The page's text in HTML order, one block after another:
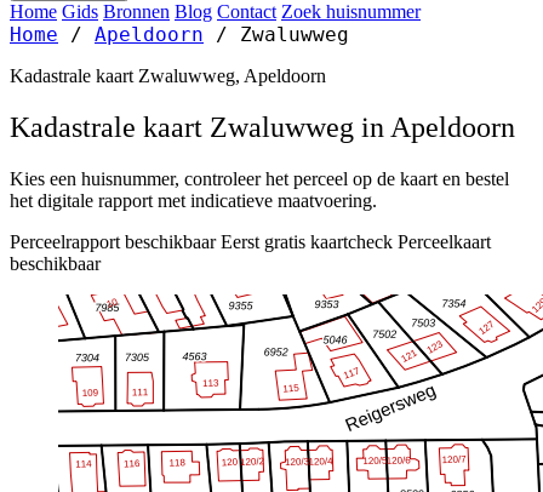
Home Gids Bronnen Blog Contact Zoek huisnummer
Home / Apeldoorn / Zwaluwweg
Kadastrale kaart Zwaluwweg, Apeldoorn
Kadastrale kaart Zwaluwweg in Apeldoorn
Kies een huisnummer, controleer het perceel op de kaart en bestel
het digitale rapport met indicatieve maatvoering.
Perceelrapport beschikbaar Eerst gratis kaartcheck Perceelkaart
beschikbaar